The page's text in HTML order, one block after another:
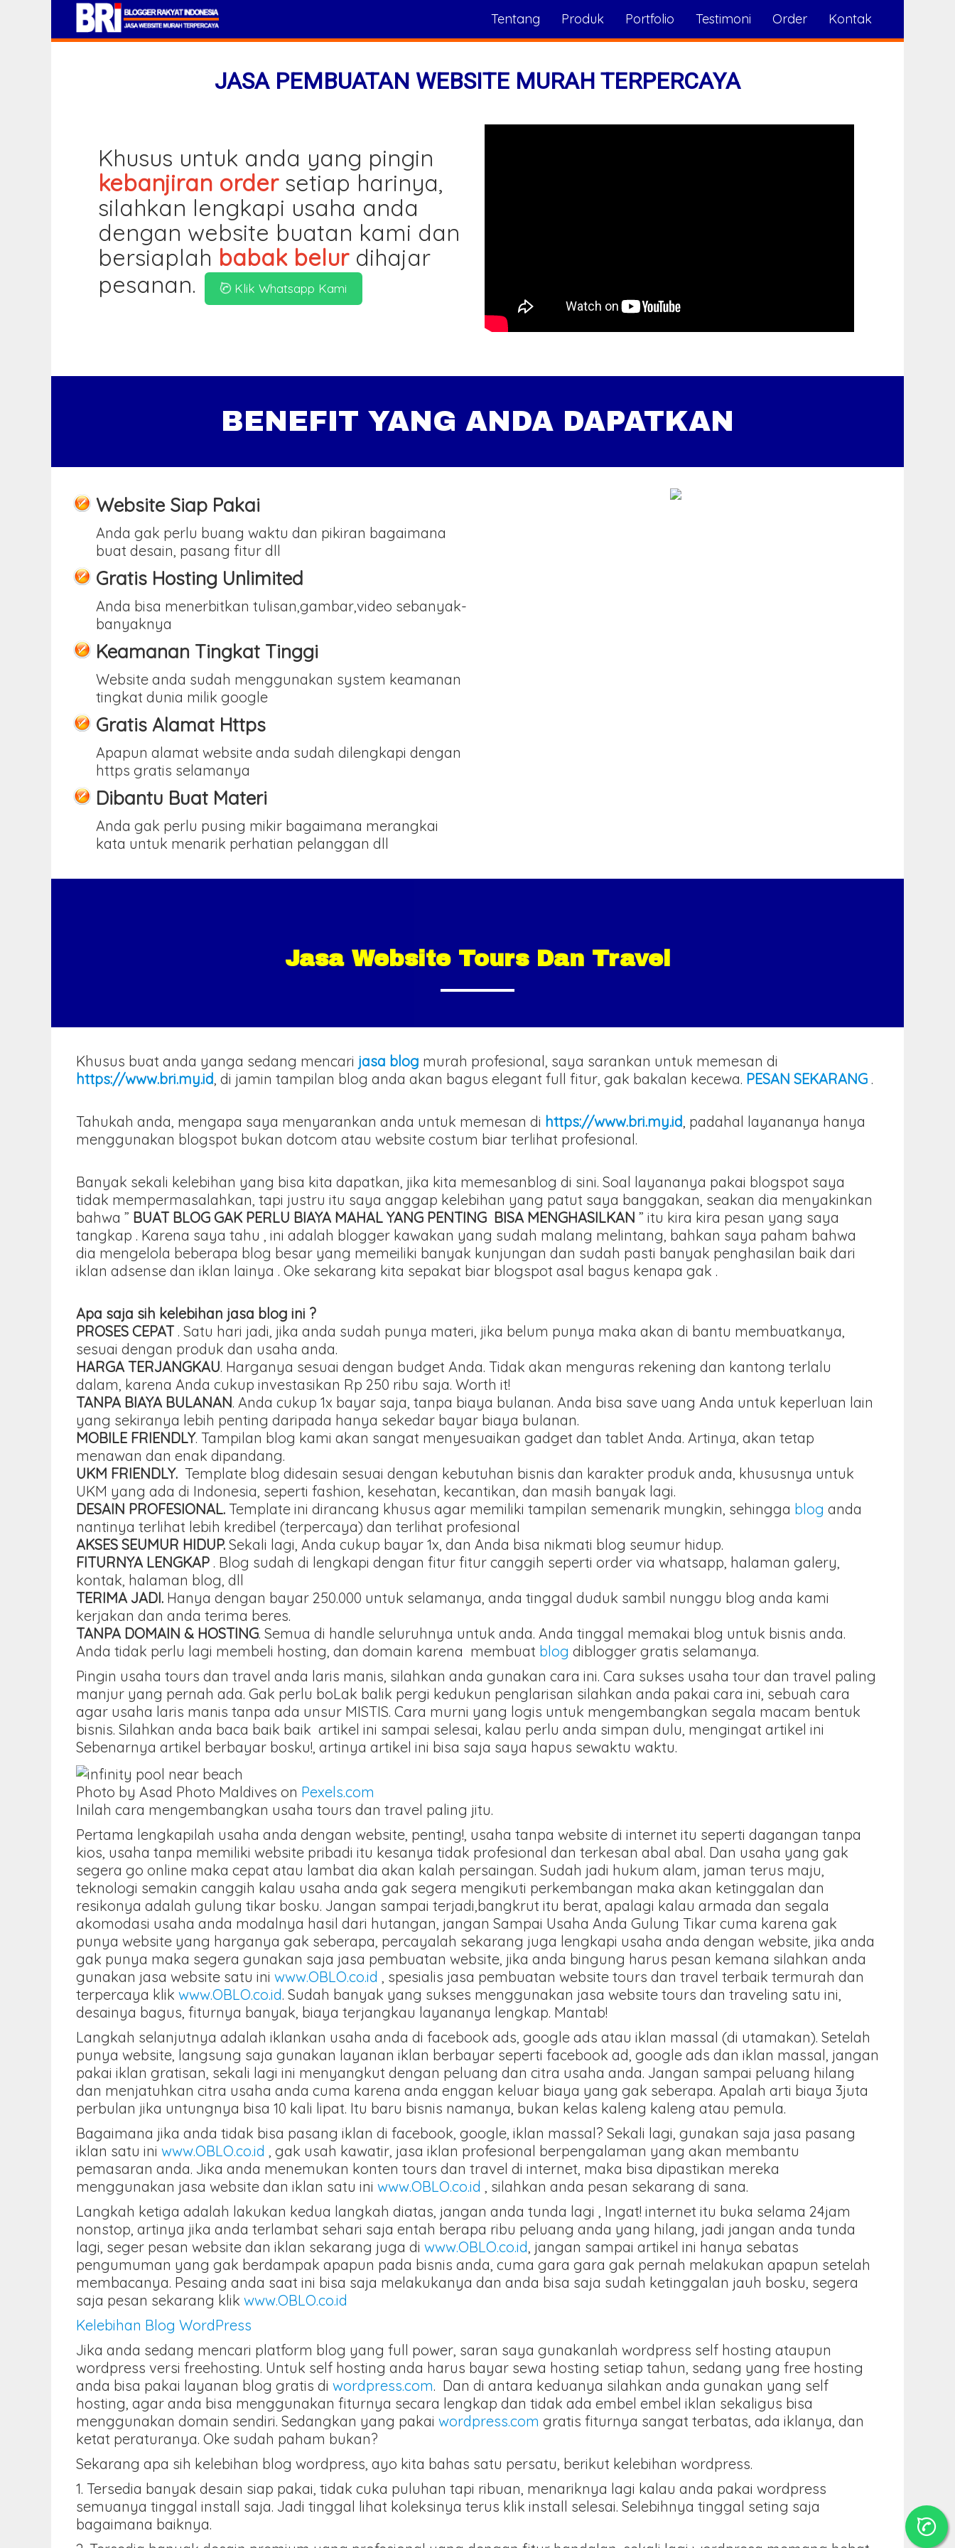
Tentang Produk Portfolio Testimoni Order Kontak
JASA PEMBUATAN WEBSITE MURAH TERPERCAYA
Khusus untuk anda yang pingin
kebanjiran ordersetiap harinya,
silahkan lengkapi usaha anda
dengan website buatan kami dan
bersiaplah babak belurdihajar
pesanan.
Klik Whatsapp Kami
BENEFIT YANG ANDA DAPATKAN
Website Siap Pakai
Anda gak perlu buang waktu dan pikiran bagaimana
buat desain, pasang fitur dll
Gratis Hosting Unlimited
Anda bisa menerbitkan tulisan,gambar,video sebanyak-
banyaknya
Keamanan Tingkat Tinggi
Website anda sudah menggunakan system keamanan
tingkat dunia milik google
Gratis Alamat Https
Apapun alamat website anda sudah dilengkapi dengan
https gratis selamanya
Dibantu Buat Materi
Anda gak perlu pusing mikir bagaimana merangkai
kata untuk menarik perhatian pelanggan dll
Jasa Website Tours Dan Travel
Khusus buat anda yanga sedang mencari jasa blog murah profesional, saya sarankan untuk memesan di
https://www.bri.my.id, di jamin tampilan blog anda akan bagus elegant full fitur, gak bakalan kecewa. PESAN SEKARANG .
Tahukah anda, mengapa saya menyarankan anda untuk memesan di https://www.bri.my.id, padahal layananya hanya
menggunakan blogspot bukan dotcom atau website costum biar terlihat profesional.
Banyak sekali kelebihan yang bisa kita dapatkan, jika kita memesanblog di sini. Soal layananya pakai blogspot saya
tidak mempermasalahkan, tapi justru itu saya anggap kelebihan yang patut saya banggakan, seakan dia menyakinkan
bahwa ” BUAT BLOG GAK PERLU BIAYA MAHAL YANG PENTING BISA MENGHASILKAN ” itu kira kira pesan yang saya
tangkap . Karena saya tahu , ini adalah blogger kawakan yang sudah malang melintang, bahkan saya paham bahwa
dia mengelola beberapa blog besar yang memeiliki banyak kunjungan dan sudah pasti banyak penghasilan baik dari
iklan adsense dan iklan lainya . Oke sekarang kita sepakat biar blogspot asal bagus kenapa gak .
Apa saja sih kelebihan jasa blog ini ?
PROSES CEPAT. Satu hari jadi, jika anda sudah punya materi, jika belum punya maka akan di bantu membuatkanya,
sesuai dengan produk dan usaha anda.
HARGA TERJANGKAU. Harganya sesuai dengan budget Anda. Tidak akan menguras rekening dan kantong terlalu
dalam, karena Anda cukup investasikan Rp 250 ribu saja. Worth it!
TANPA BIAYA BULANAN. Anda cukup 1x bayar saja, tanpa biaya bulanan. Anda bisa save uang Anda untuk keperluan lain
yang sekiranya lebih penting daripada hanya sekedar bayar biaya bulanan.
MOBILE FRIENDLY. Tampilan blog kami akan sangat menyesuaikan gadget dan tablet Anda. Artinya, akan tetap
menawan dan enak dipandang.
UKM FRIENDLY. Template blog didesain sesuai dengan kebutuhan bisnis dan karakter produk anda, khususnya untuk
UKM yang ada di Indonesia, seperti fashion, kesehatan, kecantikan, dan masih banyak lagi.
DESAIN PROFESIONAL. Template ini dirancang khusus agar memiliki tampilan semenarik mungkin, sehingga blog anda
nantinya terlihat lebih kredibel (terpercaya) dan terlihat profesional
AKSES SEUMUR HIDUP. Sekali lagi, Anda cukup bayar 1x, dan Anda bisa nikmati blog seumur hidup.
FITURNYA LENGKAP . Blog sudah di lengkapi dengan fitur fitur canggih seperti order via whatsapp, halaman galery,
kontak, halaman blog, dll
TERIMA JADI. Hanya dengan bayar 250.000 untuk selamanya, anda tinggal duduk sambil nunggu blog anda kami
kerjakan dan anda terima beres.
TANPA DOMAIN & HOSTING. Semua di handle seluruhnya untuk anda. Anda tinggal memakai blog untuk bisnis anda.
Anda tidak perlu lagi membeli hosting, dan domain karena membuat blog diblogger gratis selamanya.
Pingin usaha tours dan travel anda laris manis, silahkan anda gunakan cara ini. Cara sukses usaha tour dan travel paling
manjur yang pernah ada. Gak perlu boLak balik pergi kedukun penglarisan silahkan anda pakai cara ini, sebuah cara
agar usaha laris manis tanpa ada unsur MISTIS. Cara murni yang logis untuk mengembangkan segala macam bentuk
bisnis. Silahkan anda baca baik baik artikel ini sampai selesai, kalau perlu anda simpan dulu, mengingat artikel ini
Sebenarnya artikel berbayar bosku!, artinya artikel ini bisa saja saya hapus sewaktu waktu.
Photo by Asad Photo Maldives on Pexels.com
Inilah cara mengembangkan usaha tours dan travel paling jitu.
Pertama lengkapilah usaha anda dengan website, penting!, usaha tanpa website di internet itu seperti dagangan tanpa
kios, usaha tanpa memiliki website pribadi itu kesanya tidak profesional dan terkesan abal abal. Dan usaha yang gak
segera go online maka cepat atau lambat dia akan kalah persaingan. Sudah jadi hukum alam, jaman terus maju,
teknologi semakin canggih kalau usaha anda gak segera mengikuti perkembangan maka akan ketinggalan dan
resikonya adalah gulung tikar bosku. Jangan sampai terjadi,bangkrut itu berat, apalagi kalau armada dan segala
akomodasi usaha anda modalnya hasil dari hutangan, jangan Sampai Usaha Anda Gulung Tikar cuma karena gak
punya website yang harganya gak seberapa, percayalah sekarang juga lengkapi usaha anda dengan website, jika anda
gak punya maka segera gunakan saja jasa pembuatan website, jika anda bingung harus pesan kemana silahkan anda
gunakan jasa website satu ini www.OBLO.co.id , spesialis jasa pembuatan website tours dan travel terbaik termurah dan
terpercaya klik www.OBLO.co.id. Sudah banyak yang sukses menggunakan jasa website tours dan traveling satu ini,
desainya bagus, fiturnya banyak, biaya terjangkau layananya lengkap. Mantab!
Langkah selanjutnya adalah iklankan usaha anda di facebook ads, google ads atau iklan massal (di utamakan). Setelah
punya website, langsung saja gunakan layanan iklan berbayar seperti facebook ad, google ads dan iklan massal, jangan
pakai iklan gratisan, sekali lagi ini menyangkut dengan peluang dan citra usaha anda. Jangan sampai peluang hilang
dan menjatuhkan citra usaha anda cuma karena anda enggan keluar biaya yang gak seberapa. Apalah arti biaya 3juta
perbulan jika untungnya bisa 10 kali lipat. Itu baru bisnis namanya, bukan kelas kaleng kaleng atau pemula.
Bagaimana jika anda tidak bisa pasang iklan di facebook, google, iklan massal? Sekali lagi, gunakan saja jasa pasang
iklan satu ini www.OBLO.co.id , gak usah kawatir, jasa iklan profesional berpengalaman yang akan membantu
pemasaran anda. Jika anda menemukan konten tours dan travel di internet, maka bisa dipastikan mereka
menggunakan jasa website dan iklan satu ini www.OBLO.co.id , silahkan anda pesan sekarang di sana.
Langkah ketiga adalah lakukan kedua langkah diatas, jangan anda tunda lagi , Ingat! internet itu buka selama 24jam
nonstop, artinya jika anda terlambat sehari saja entah berapa ribu peluang anda yang hilang, jadi jangan anda tunda
lagi, seger pesan website dan iklan sekarang juga di www.OBLO.co.id , jangan sampai artikel ini hanya sebatas
pengumuman yang gak berdampak apapun pada bisnis anda, cuma gara gara gak pernah melakukan apapun setelah
membacanya. Pesaing anda saat ini bisa saja melakukanya dan anda bisa saja sudah ketinggalan jauh bosku, segera
saja pesan sekarang klik www.OBLO.co.id
Kelebihan Blog WordPress
Jika anda sedang mencari platform blog yang full power, saran saya gunakanlah wordpress self hosting ataupun
wordpress versi freehosting. Untuk self hosting anda harus bayar sewa hosting setiap tahun, sedang yang free hosting
anda bisa pakai layanan blog gratis di wordpress.com. Dan di antara keduanya silahkan anda gunakan yang self
hosting, agar anda bisa menggunakan fiturnya secara lengkap dan tidak ada embel embel iklan sekaligus bisa
menggunakan domain sendiri. Sedangkan yang pakai wordpress.com gratis fiturnya sangat terbatas, ada iklanya, dan
ketat peraturanya. Oke sudah paham bukan?
Sekarang apa sih kelebihan blog wordpress, ayo kita bahas satu persatu, berikut kelebihan wordpress.
1. Tersedia banyak desain siap pakai, tidak cuka puluhan tapi ribuan, menariknya lagi kalau anda pakai wordpress
semuanya tinggal install saja. Jadi tinggal lihat koleksinya terus klik install selesai. Selebihnya tinggal seting saja
bagaimana baiknya.